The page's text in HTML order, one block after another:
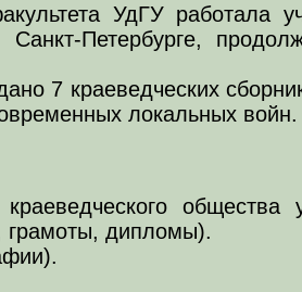
УдГУ работала
Петербурге,
7 краеведческих
локальных войн.
общества
грамоты, дипломы).